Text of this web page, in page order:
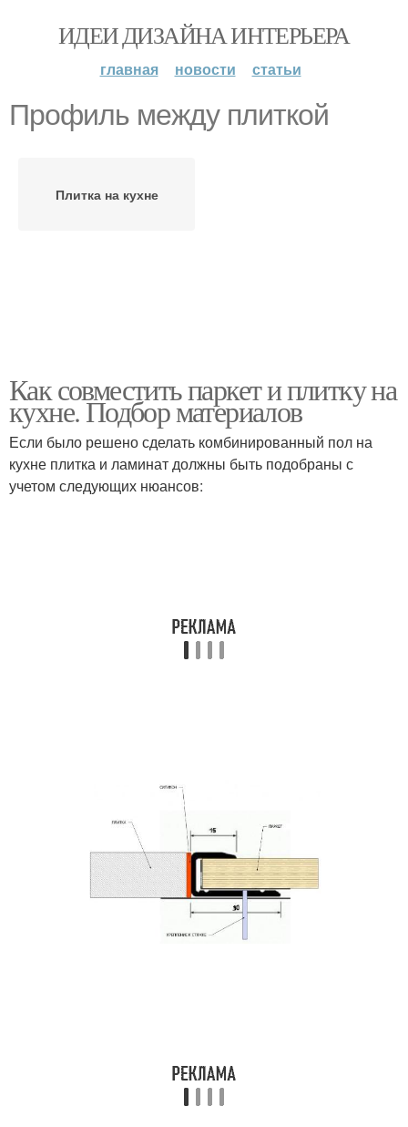
ИДЕИ ДИЗАЙНА ИНТЕРЬЕРА
главная новости статьи
Профиль между плиткой
Плитка на кухне
Как совместить паркет и плитку на
кухне. Подбор материалов
Если было решено сделать комбинированный пол на
кухне плитка и ламинат должны быть подобраны с
учетом следующих нюансов: